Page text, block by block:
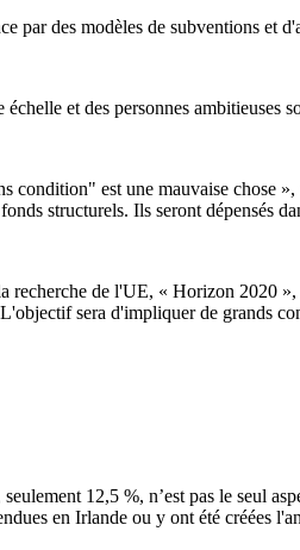
par des modèles de subventions et
et des personnes ambitieuses
condition" est une mauvaise chose
structurels. Ils seront dépensés
recherche de l'UE, « Horizon 2020
sera d'impliquer de grands
12,5 %, n’est pas le seul
en Irlande ou y ont été créées